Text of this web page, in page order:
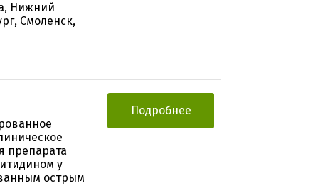
Нижний
Смоленск,
препарата
у
острым
Подробнее